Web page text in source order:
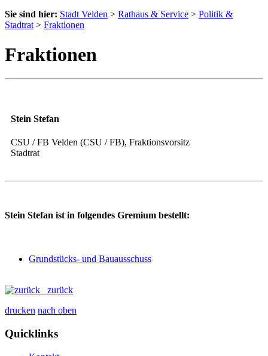
Sie sind hier: Stadt Velden > Rathaus & Service > Politik &
Stadtrat > Fraktionen
Fraktionen
Stein Stefan
CSU / FB Velden (CSU / FB), Fraktionsvorsitz
Stadtrat
Stein Stefan ist in folgendes Gremium bestellt:
Grundstücks- und Bauausschuss
zurück
drucken nach oben
Quicklinks